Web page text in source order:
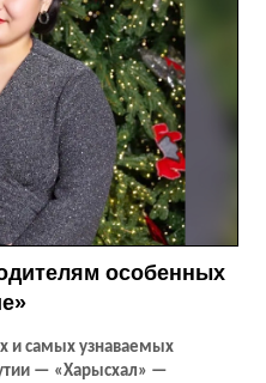
особенных
и самых узнаваемых
— «Харысхал» —